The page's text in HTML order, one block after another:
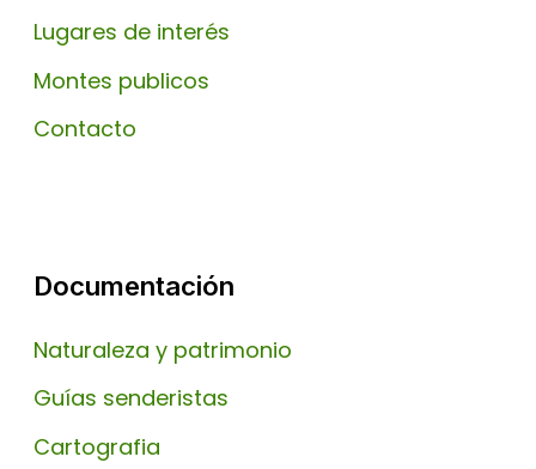
Lugares de interés
Montes publicos
Contacto
Documentación
Naturaleza y patrimonio
Guías senderistas
Cartografia